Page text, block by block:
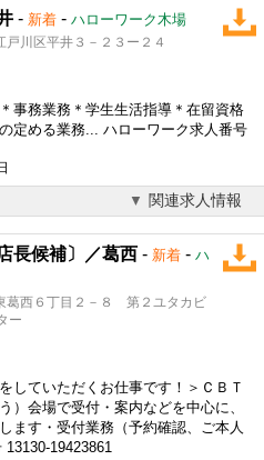
- 新着 - ハローワーク木場
川区平井３－２３ー２４
事務業務＊学生生活指導＊在留資格
定める業務... ハローワーク求人番号
関連求人情報
長候補〕／葛西 - 新着 - ハ
葛西６丁目２－８ 第２ユタカビ
ー
していただくお仕事です！＞ＣＢＴ
）会場で受付 ・案内などを中心に、
ます・ 受付業務（予約確認、ご本人
19423861